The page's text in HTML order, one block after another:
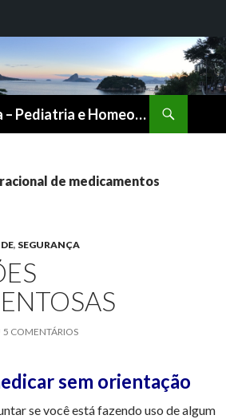
Fernando Bragança – Pediatria e Homeopatia
de medicamentos
, SEGURANÇA
5 COMENTÁRIOS
sem orientação
se você está fazendo uso de algum